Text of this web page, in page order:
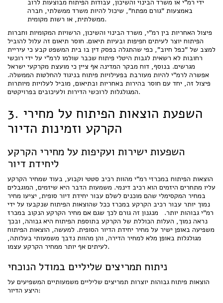
ידי רמ"י או משרד הבינוי והשיכון, עבודות הפיתוח מבוצעות לרוב
באמצעות "גורם מפתח", שיכול להיות משרד ממשלתי, חברה
ממשלתית, או רשות מקומית.
פיצול האחריות בין רמ"י, משרד הבינוי והשיכון, הרשויות המקומיות וחברות
הפיתוח יוצר לעיתים חפיפות ובעיות תיאום. חוסר תיאום זה עלול להוביל
למצב של "כפל חיוב", כפי שהתגלה בפסק דין בו בית המשפט קבע כי עיריית
רחובות לא רשאית לגבות היטלי פיתוח שכבר שולמו לרמ"י על ידי רוכשי
מגרשים. בנוסף, דוח מבקר המדינה אף ציין כי מועצת מקרקעי ישראל
אפשרה לרמ"י להיות מעורבת בפעילויות פיתוח בניגוד להחלטות הממשלה.
פיצול זה, יחד עם חוסר בהירות באחריות ובתיאום, מוביל לעלויות מיותרות
המגולגלות לרוכשי הדירות ולעיכובים בפרויקטים.
3. השפעת הוצאות הפיתוח על מחירי
הקרקע וזמינות הדיור
השפעות ישירות ועקיפות על מחירי הקרקע
ליחידת דיור
הוצאות הפיתוח במכרזי רמ"י מהוות רכיב סטטי וקבוע, בעוד שמחיר הקרקע
עליו מתחרים היזמים הוא רכיב דינמי. משמעות הדבר היא שיזמים, המוגבלים
במחיר המקסימלי שהם מוכנים לשלם עבור יחידת דיור סופית, יציעו מחיר
נמוך יותר עבור רכיב הקרקע במכרז ככל שהוצאות הפיתוח שנקבעו על ידי
רמ"י גבוהות יותר. מנגנון זה גורם לכך שגם אם מחיר הקרקע הנקוב במכרז
נראה נמוך, העלות הכוללת של הקרקע בתוספת הפיתוח היא גבוהה, ובכך
משפיעה באופן ישיר על מחיר יחידת הדיור הסופית. למעשה, הוצאות הפיתוח
מגולגלות באופן מלא למחיר הדירה, והן מהוות נדבך משמעותי בעלותה,
לעיתים אף יותר ממחיר הקרקע עצמו.
ניתוח תמריצים שליליים במודל הנוכחי
הוצאות פיתוח גבוהות יוצרות תמריצים שליליים משמעותיים המשפיעים על
היצע הדיור: